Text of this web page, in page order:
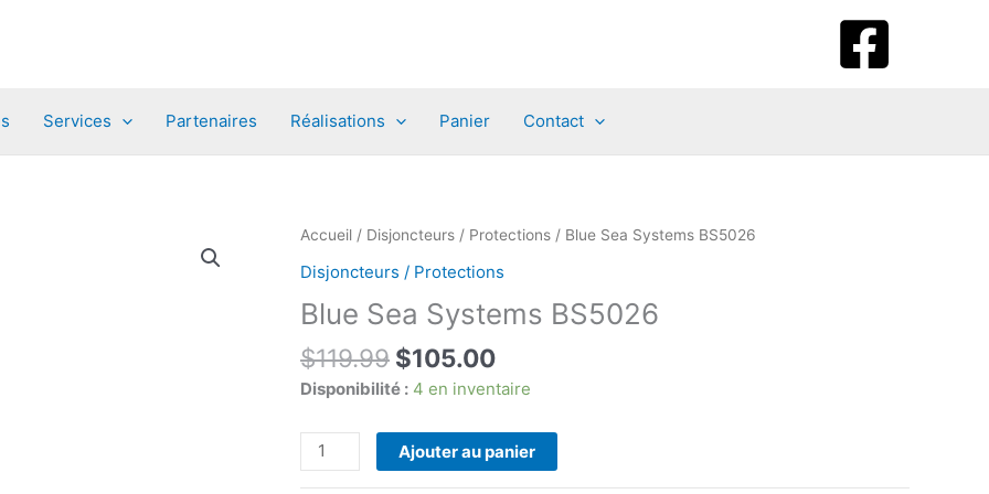
Services Partenaires Réalisations Panier Contact
Accueil / Disjoncteurs / Protections / Blue Sea Systems BS5026
Disjoncteurs / Protections
Blue Sea Systems BS5026
$119.99 Le
prix
était :
$119.99.
$105.00Le
prix
est :
$105.00.
Disponibilité : 4 en inventaire
quantité
de
Ajouter au panier